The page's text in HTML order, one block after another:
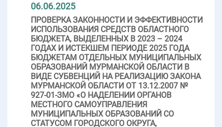
06.06.2025
ПРОВЕРКА ЗАКОННОСТИ И ЭФФЕКТИВНОСТИ
ИСПОЛЬЗОВАНИЯ СРЕДСТВ ОБЛАСТНОГО
БЮДЖЕТА, ВЫДЕЛЕННЫХ В 2023 – 2024
ГОДАХ И ИСТЕКШЕМ ПЕРИОДЕ 2025 ГОДА
БЮДЖЕТАМ ОТДЕЛЬНЫХ МУНИЦИПАЛЬНЫХ
ОБРАЗОВАНИЙ МУРМАНСКОЙ ОБЛАСТИ В
ВИДЕ СУБВЕНЦИЙ НА РЕАЛИЗАЦИЮ ЗАКОНА
МУРМАНСКОЙ ОБЛАСТИ ОТ 13.12.2007 №
927-01-ЗМО «О НАДЕЛЕНИИ ОРГАНОВ
МЕСТНОГО САМОУПРАВЛЕНИЯ
МУНИЦИПАЛЬНЫХ ОБРАЗОВАНИЙ СО
СТАТУСОМ ГОРОДСКОГО ОКРУГА,